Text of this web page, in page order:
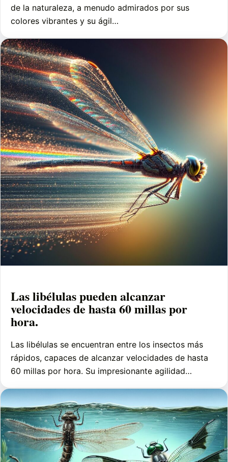
de la naturaleza, a menudo admirados por sus
colores vibrantes y su ágil…
Las libélulas pueden alcanzar
velocidades de hasta 60 millas por
hora.
Las libélulas se encuentran entre los insectos más
rápidos, capaces de alcanzar velocidades de hasta
60 millas por hora. Su impresionante agilidad…